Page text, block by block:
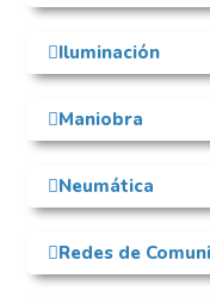
Iluminación
Maniobra
Neumática
Redes de